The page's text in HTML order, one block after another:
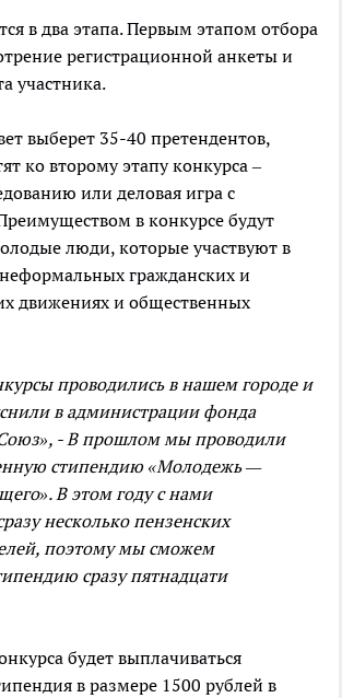
в два этапа. Первым этапом отбора
регистрационной анкеты и
участника.
выберет 35-40 претендентов,
ко второму этапу конкурса –
или деловая игра с
в конкурсе будут
люди, которые участвуют в
гражданских и
движениях и общественных
проводились в нашем городе и
в администрации фонда
- В прошлом мы проводили
стипендию «Молодежь —
В этом году с нами
несколько пензенских
поэтому мы сможем
сразу пятнадцати
будет выплачиваться
в размере 1500 рублей в